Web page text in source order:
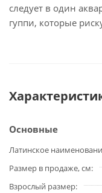
следует в один
гуппи, которые
Основные
Латинское
Размер в продаже, см
Взрослый размер